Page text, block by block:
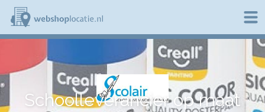
Overslaan
naar
de
s
p
Schoolleverancier op maat